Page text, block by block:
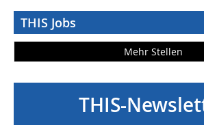
THIS Jobs
Mehr Stellen
THIS-